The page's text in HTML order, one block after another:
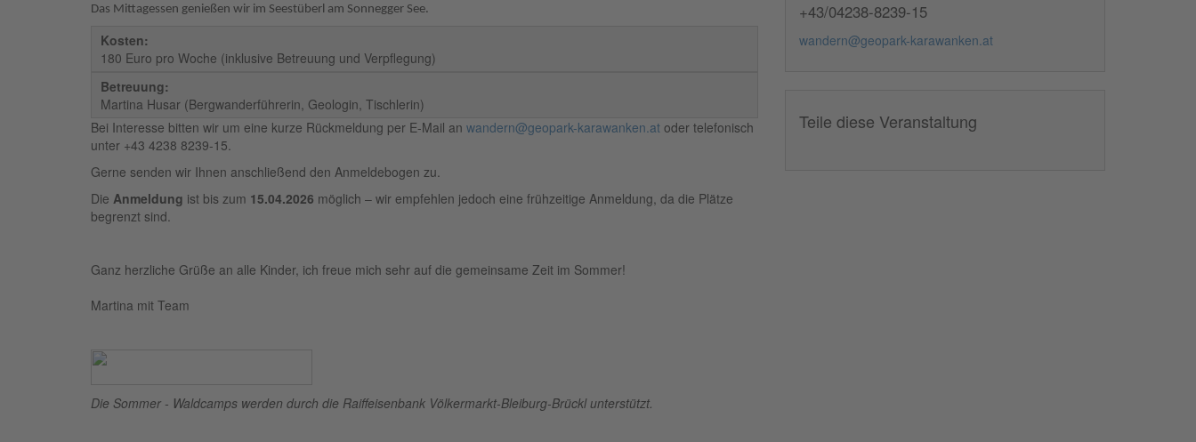
Das Mittagessen genießen wir im Seestüberl am Sonnegger See.
Kosten:
180 Euro pro Woche (inklusive Betreuung und Verpflegung)
Betreuung:
Martina Husar (Bergwanderführerin, Geologin, Tischlerin)
Bei Interesse bitten wir um eine kurze Rückmeldung per E-Mail an wandern@geopark-karawanken.at oder telefonisch
unter +43 4238 8239-15.
Gerne senden wir Ihnen anschließend den Anmeldebogen zu.
Die Anmeldung ist bis zum 15.04.2026 möglich – wir empfehlen jedoch eine frühzeitige Anmeldung, da die Plätze
begrenzt sind.
Ganz herzliche Grüße an alle Kinder, ich freue mich sehr auf die gemeinsame Zeit im Sommer!
Martina mit Team
Die Sommer - Waldcamps werden durch die Raiffeisenbank Völkermarkt-Bleiburg-Brückl unterstützt.
+43/04238-8239-15
wandern@geopark-karawanken.at
Teile diese Veranstaltung